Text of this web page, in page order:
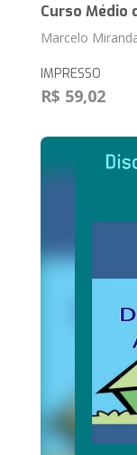
Curso Médio
Marcelo
IMPRESSO
R$ 59,02